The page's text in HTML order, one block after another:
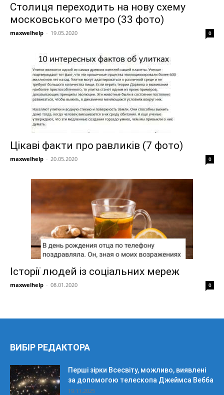
Столиця переходить на нову схему
московського метро (33 фото)
maxwelhelp - 19.05.2020 0
Цікаві факти про равликів (7 фото)
maxwelhelp - 20.05.2020 0
Історії людей із соціальних мереж
maxwelhelp - 08.01.2020 0
ВИБІР РЕДАКТОРА
Перші зірки Всесвіту, можливо, виявлені
за допомогою телескопа Джеймса Вебба
19.11.2025